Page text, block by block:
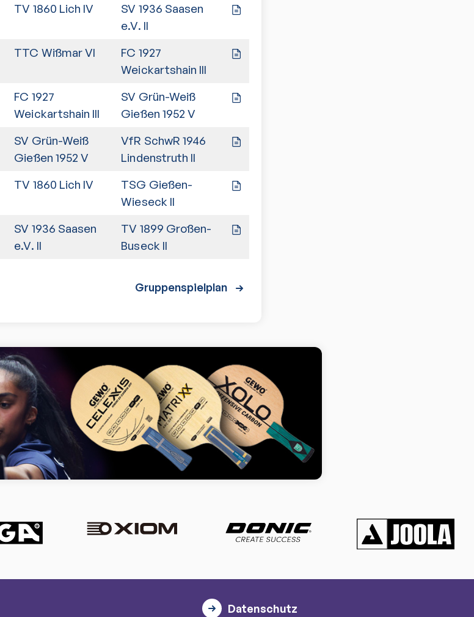
TV 1860 Lich IV
SV 1936 Saasen
e.V. II
TTC Wißmar VI
FC 1927
Weickartshain III
FC 1927
Weickartshain III
SV Grün-Weiß
Gießen 1952 V
SV Grün-Weiß
Gießen 1952 V
VfR SchwR 1946
Lindenstruth II
TV 1860 Lich IV
TSG Gießen-
Wieseck II
SV 1936 Saasen
e.V. II
TV 1899 Großen-
Buseck II
Gruppenspielplan
Datenschutz